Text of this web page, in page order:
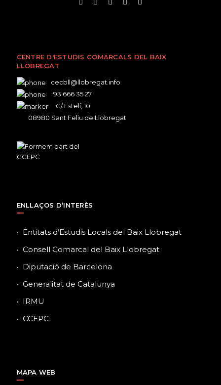
CENTRE D'ESTUDIS COMARCALS DEL BAIX
LLOBREGAT
cecbll@llobregat.info
93 666 35 27
C/ Estelí, 10
08980 Sant Feliu de Llobregat
ENLLAÇOS D’INTERÈS
Entitats d’Estudis Locals del Baix Llobregat
Consell Comarcal del Baix Llobregat
Diputació de Barcelona
Generalitat de Catalunya
IRMU
CCEPC
MAPA WEB